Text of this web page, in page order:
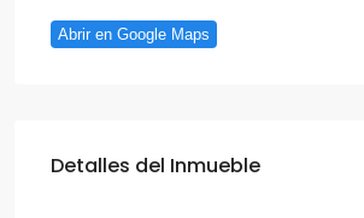
Abrir en Google Maps
Detalles del Inmueble